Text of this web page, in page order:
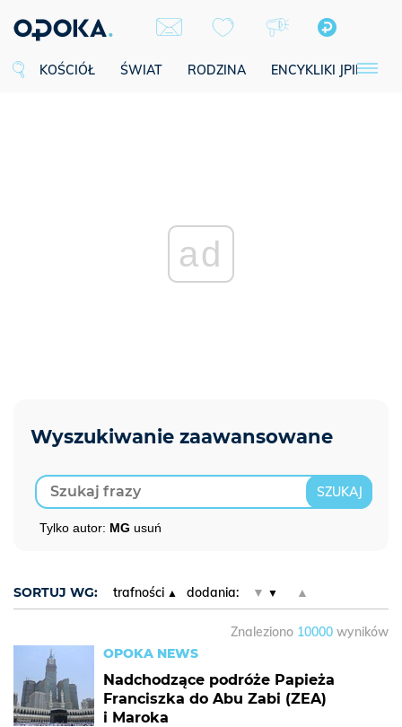
KOŚCIÓŁ ŚWIAT RODZINA ENCYKLIKI JPII
ad
Tylko autor: MG usuń
SORTUJ WG: trafności dodania: ▼ ▲
Znaleziono 10000 wyników
OPOKA NEWS
Nadchodzące podróże Papieża
Franciszka do Abu Zabi (ZEA)
i Maroka